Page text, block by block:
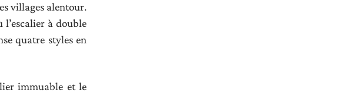
villages alentour.
à double
quatre styles en
immuable et le